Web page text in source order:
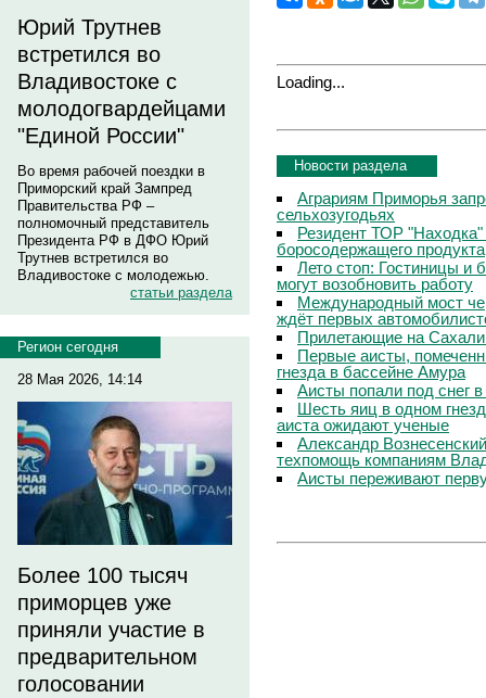
Юрий Трутнев
встретился во
Владивостоке с
молодогвардейцами
"Единой России"
Во время рабочей поездки в
Приморский край Зампред
Правительства РФ –
полномочный представитель
Президента РФ в ДФО Юрий
Трутнев встретился во
Владивостоке с молодежью.
статьи раздела
Регион сегодня
28 Мая 2026, 14:14
Более 100 тысяч
приморцев уже
приняли участие в
предварительном
голосовании
Loading...
Новости раздела
Аграриям Приморья
сельхозугодьях
Резидент ТОР "Находка"
боросодержащего продукта
Лето стоп: Гостиницы и
могут возобновить работу
Международный мост
ждёт первых
Прилетающие на
Первые аисты,
гнезда в бассейне Амура
Аисты попали под снег
Шесть яиц в одном
аиста ожидают ученые
Александр
техпомощь компаниям
Аисты переживают